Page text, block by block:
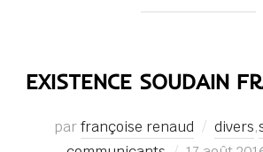
EXISTENCE SOUDAIN
parfrançoise renaud divers,